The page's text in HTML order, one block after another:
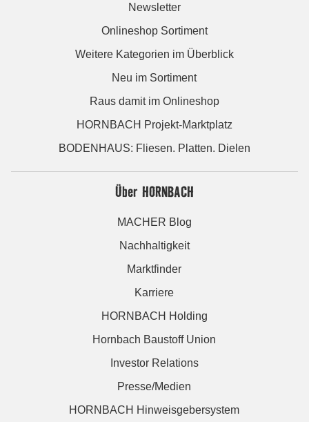
Newsletter
Onlineshop Sortiment
Weitere Kategorien im Überblick
Neu im Sortiment
Raus damit im Onlineshop
HORNBACH Projekt-Marktplatz
BODENHAUS: Fliesen. Platten. Dielen
Über HORNBACH
MACHER Blog
Nachhaltigkeit
Marktfinder
Karriere
HORNBACH Holding
Hornbach Baustoff Union
Investor Relations
Presse/Medien
HORNBACH Hinweisgebersystem